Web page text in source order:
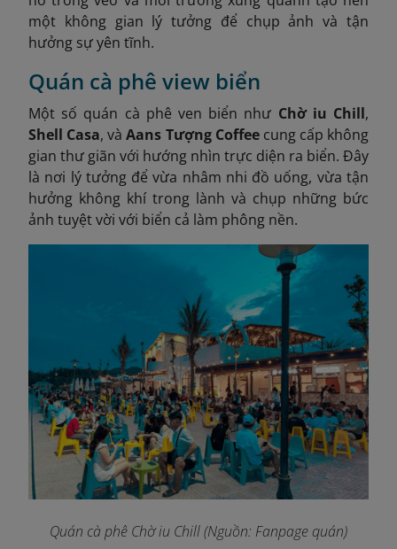
một không gian lý tưởng để chụp ảnh và tận
hưởng sự yên tĩnh.
Quán cà phê view biển
Một số quán cà phê ven biển như Chờ iu Chill,
Shell Casa, vàAans Tượng Coffeecung cấp không
gian thư giãn với hướng nhìn trực diện ra biển. Đây
là nơi lý tưởng để vừa nhâm nhi đồ uống, vừa tận
hưởng không khí trong lành và chụp những bức
ảnh tuyệt vời với biển cả làm phông nền.
Quán cà phê Chờ iu Chill (Nguồn: Fanpage quán)